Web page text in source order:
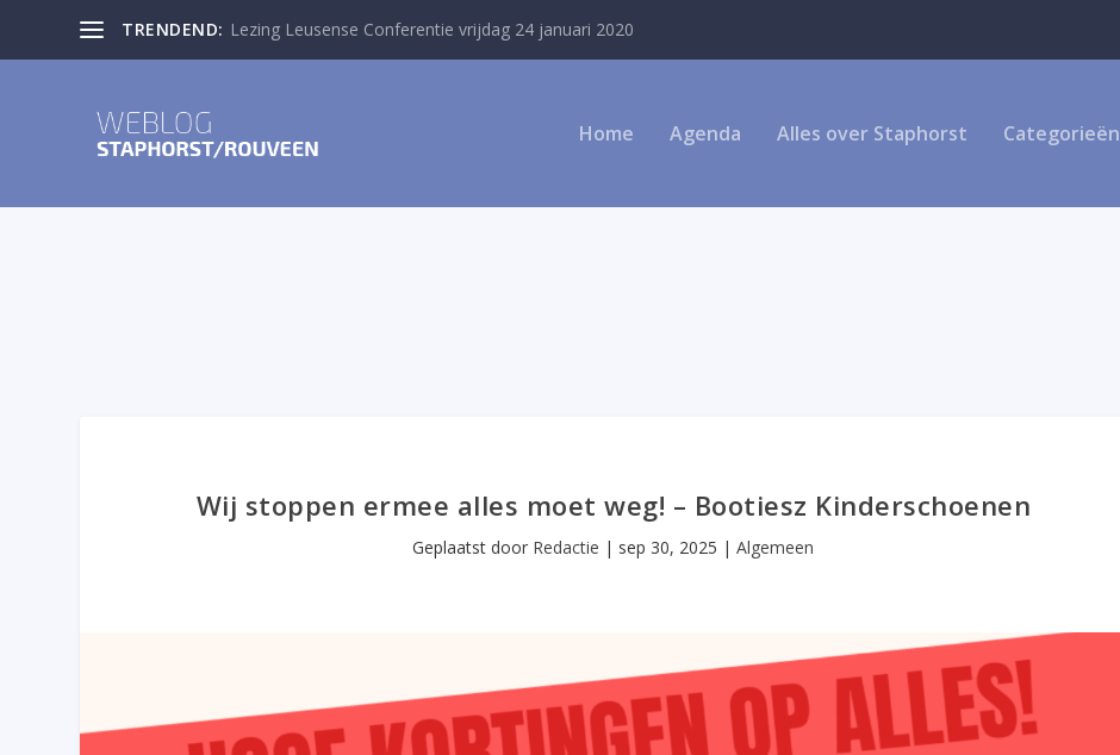
TRENDEND: Lezing Leusense Conferentie vrijdag 24 januari 2020
Home Agenda Alles over Staphorst Categorieën
Wij stoppen ermee alles moet weg! – Bootiesz Kinderschoenen
Geplaatst door Redactie | sep 30, 2025 |Algemeen